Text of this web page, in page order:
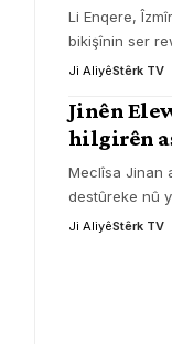
Li Enqere,
bikişînin ser
Ji AliyêStêrk TV
Jinên
hilgirên
Meclîsa Jinan
destûreke nû
Ji AliyêStêrk TV